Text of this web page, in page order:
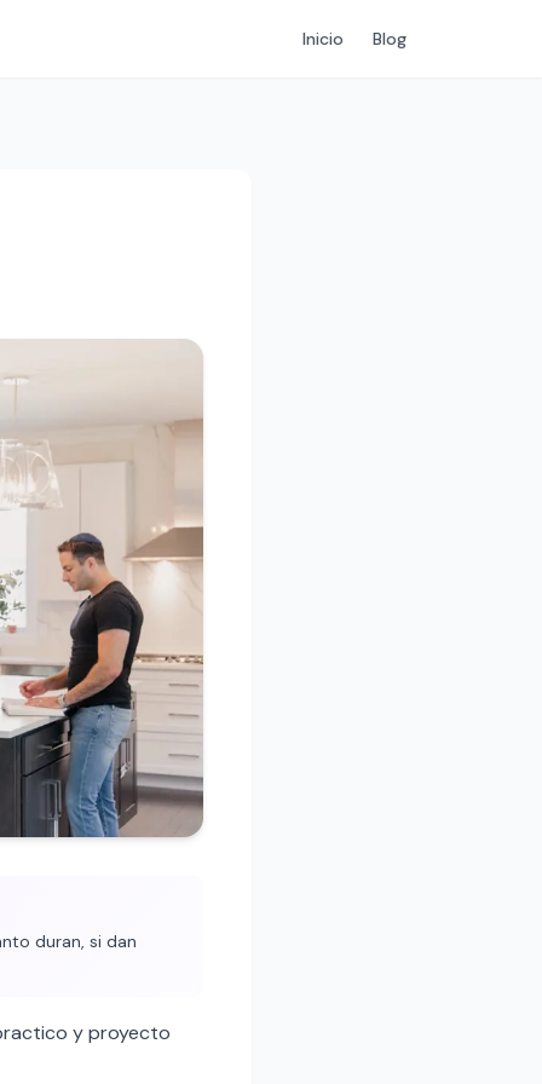
Inicio Blog
duran, si dan
y proyecto